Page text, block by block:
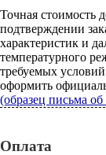
Точная стоимость
подтверждении
характеристик и
температурного
требуемых
оформить
(образец письма
Оплата